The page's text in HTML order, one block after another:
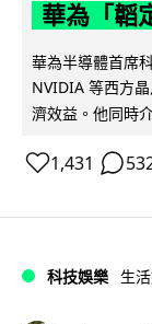
華為「韜
華為半導體首席
NVIDIA 等西方
濟效益。他同時
1,431
科技娛樂 生